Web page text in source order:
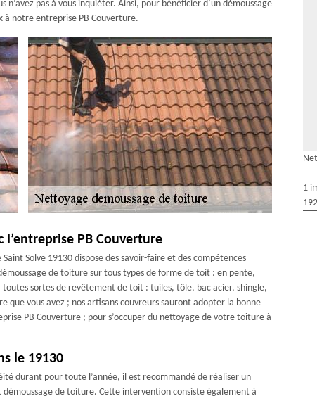
n’avez pas à vous inquiéter. Ainsi, pour bénéficier d’un démoussage
à notre entreprise PB Couverture.
PB Couverture
Solve 19130 dispose des savoir-faire et des compétences
de toiture sur tous types de forme de toit : en pente,
sortes de revêtement de toit : tuiles, tôle, bac acier, shingle,
que vous avez ; nos artisans couvreurs sauront adopter la bonne
PB Couverture ; pour s’occuper du nettoyage de votre toiture à
le 19130
durant pour toute l’année, il est recommandé de réaliser un
de toiture. Cette intervention consiste également à
1